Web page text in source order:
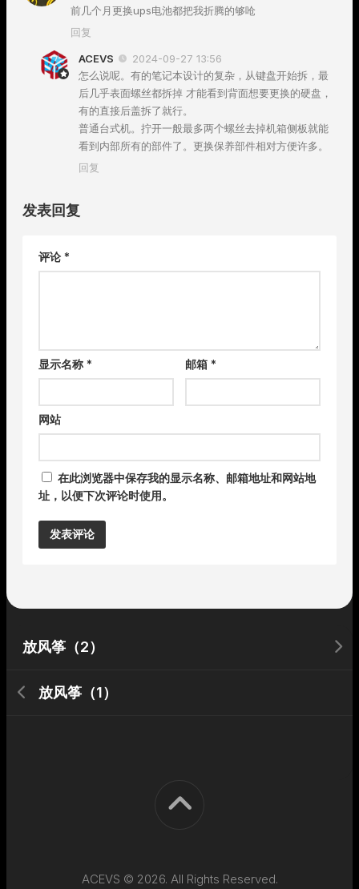
前几个月更换ups电池都把我折腾的够呛
回复
ACEVS
2024-09-27 13:56
怎么说呢。有的笔记本设计的复杂，从键盘开始拆，最
后几乎表面螺丝都拆掉 才能看到背面想要更换的硬盘，
有的直接后盖拆了就行。
普通台式机。拧开一般最多两个螺丝去掉机箱侧板就能
看到内部所有的部件了。更换保养部件相对方便许多。
回复
发表回复
评论 *
显示名称 * 邮箱*
网站
在此浏览器中保存我的显示名称、邮箱地址和网站地
址，以便下次评论时使用。
放风筝（2）
放风筝（1）
ACEVS © 2026. All Rights Reserved.